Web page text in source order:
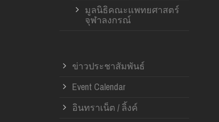
มูลนิธิคณะแพทยศาสตร์
จุฬาลงกรณ์
ข่าวประชาสัมพันธ์
Event Calendar
อินทราเน็ต / ลิ้งค์